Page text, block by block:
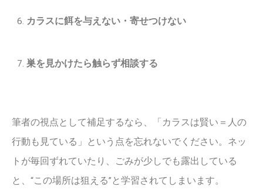
カラスに餌を与えない・寄せつけない
巣を見かけたら触らず相談する
筆者の視点として補足するなら、「カラスは賢い＝人の
行動も見ている」という点を忘れないでください。ネッ
トが毎回ずれていたり、ごみが少しでも露出している
と、“この場所は狙える”と学習されてしまいます。